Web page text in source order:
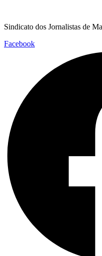
Sindicato dos Jornalistas de
Facebook